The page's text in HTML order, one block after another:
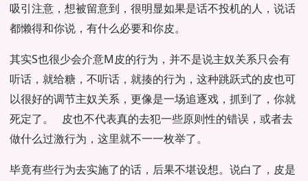
吸引注意，想被留意到，很明显如果是话不投机的人，说话
都懒得和你说，有什么必要和你皮。
其实S也很少会介意M皮的行为，并不是说主奴关系只会有
听话，就给糖，不听话，就揍的行为，这种跳跃式的皮也可
以很好的调节主奴关系，更像是一场追逐戏，抓到了，你就
死定了。 皮也不代表真的去犯一些原则性的错误，或者去
做什么过激行为，这里就不一一枚举了。
毕竟有些行为去实施了的话，后果不堪设想。说白了，皮是